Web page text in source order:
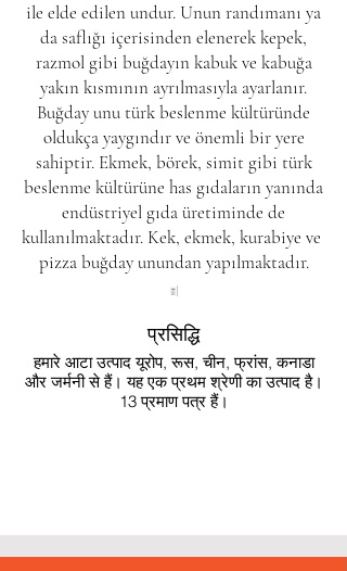
ile elde edilen undur. Unun randımanı ya
da saflığı içerisinden elenerek kepek,
razmol gibi buğdayın kabuk ve kabuğa
yakın kısmının ayrılmasıyla ayarlanır.
Buğday unu türk beslenme kültüründe
oldukça yaygındır ve önemli bir yere
sahiptir. Ekmek, börek, simit gibi türk
beslenme kültürüne has gıdaların yanında
endüstriyel gıda üretiminde de
kullanılmaktadır. Kek, ekmek, kurabiye ve
pizzabuğday unundan yapılmaktadır.
प्रसिद्धि
हमारे आटा उत्पाद यूरोप, रूस, चीन, फ्रांस, कनाडा
और जर्मनी से हैं। यह एक प्रथम श्रेणी का उत्पाद है।
13 प्रमाण पत्र हैं।